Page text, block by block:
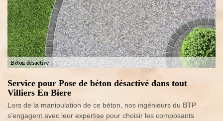
Service pour Pose de béton désactivé dans tout
Villiers En Biere
Lors de la manipulation de ce béton, nos ingénieurs du BTP
s’engagent avec leur expertise pour choisir les composants